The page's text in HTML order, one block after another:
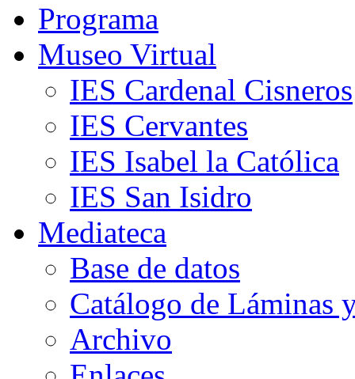
Programa
Museo Virtual
IES Cardenal Cisneros
IES Cervantes
IES Isabel la Católica
IES San Isidro
Mediateca
Base de datos
Catálogo de Láminas
Archivo